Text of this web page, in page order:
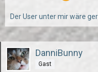
Der User unter mir wäre
DanniBunny
Gast